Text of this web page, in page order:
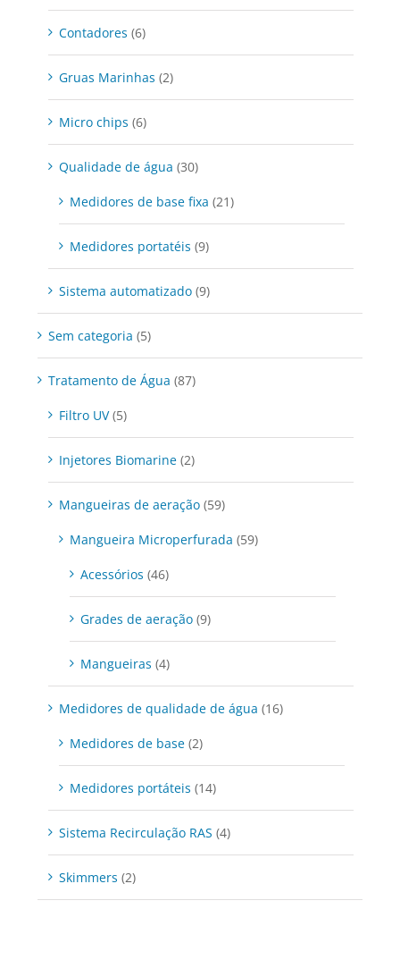
Contadores (6)
Gruas Marinhas (2)
Micro chips (6)
Qualidade de água (30)
Medidores de base fixa (21)
Medidores portatéis (9)
Sistema automatizado (9)
Sem categoria (5)
Tratamento de Água (87)
Filtro UV (5)
Injetores Biomarine (2)
Mangueiras de aeração (59)
Mangueira Microperfurada (59)
Acessórios (46)
Grades de aeração (9)
Mangueiras (4)
Medidores de qualidade de água (16)
Medidores de base (2)
Medidores portáteis (14)
Sistema Recirculação RAS (4)
Skimmers (2)